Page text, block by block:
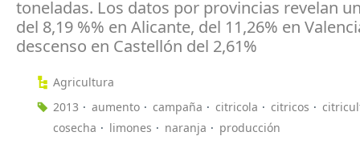
toneladas. Los datos por provincias revelan
del 8,19 %% en Alicante, del 11,26% en
descenso en Castellón del 2,61%
Agricultura
2013
aumento campaña citricola citricos
cosecha
limones naranja producción